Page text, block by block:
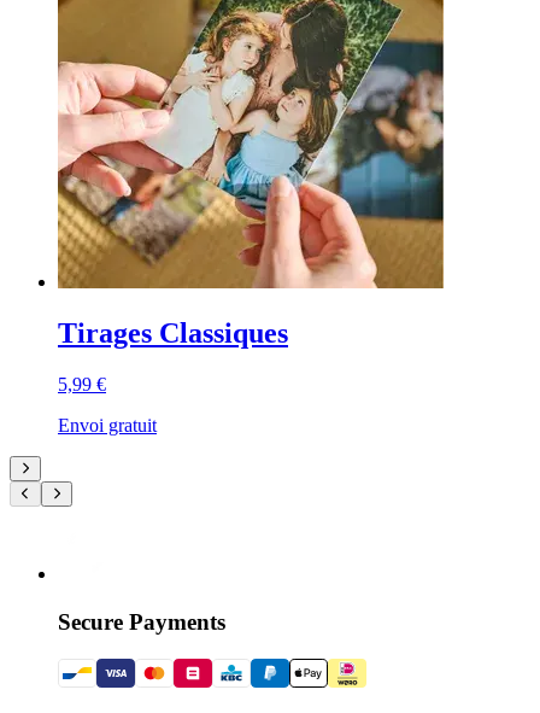
Tirages Classiques
5,99 €
Envoi gratuit
Secure Payments